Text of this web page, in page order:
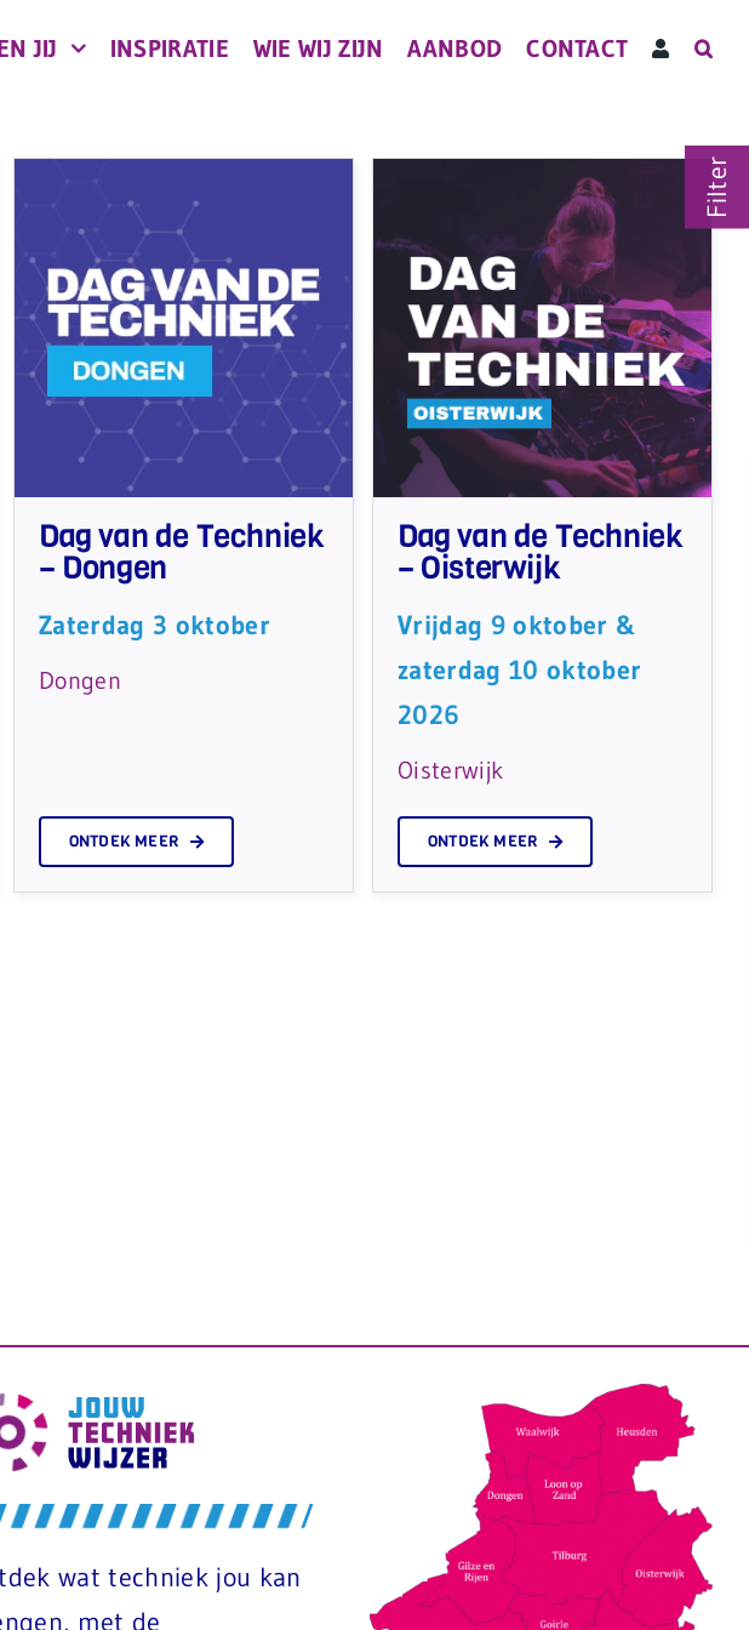
JIJ INSPIRATIE WIE WIJ ZIJN AANBOD CONTACT
Dag van de Techniek
– Dongen
Zaterdag 3 oktober
Dongen
ONTDEK MEER
Dag van de Techniek
– Oisterwijk
Vrijdag 9 oktober &
zaterdag 10 oktober
2026
Oisterwijk
ONTDEK MEER
wat techniek jou kan
met de
Filter